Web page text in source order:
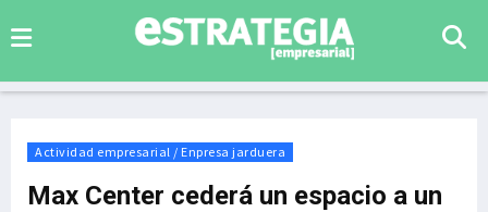
Actividad empresarial / Enpresa jarduera
Max Center cederá un espacio a un